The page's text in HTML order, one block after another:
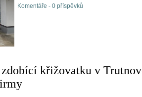
Komentáře - 0 příspěvků
křižovatku v